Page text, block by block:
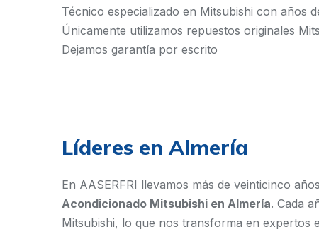
Técnico especializado en Mitsubishi con años
Únicamente utilizamos repuestos originales
Dejamos garantía por escrito
Líderes en Almería
En AASERFRI llevamos más de veinticinco
Acondicionado Mitsubishi en Almería. Cada
Mitsubishi, lo que nos transforma en expertos